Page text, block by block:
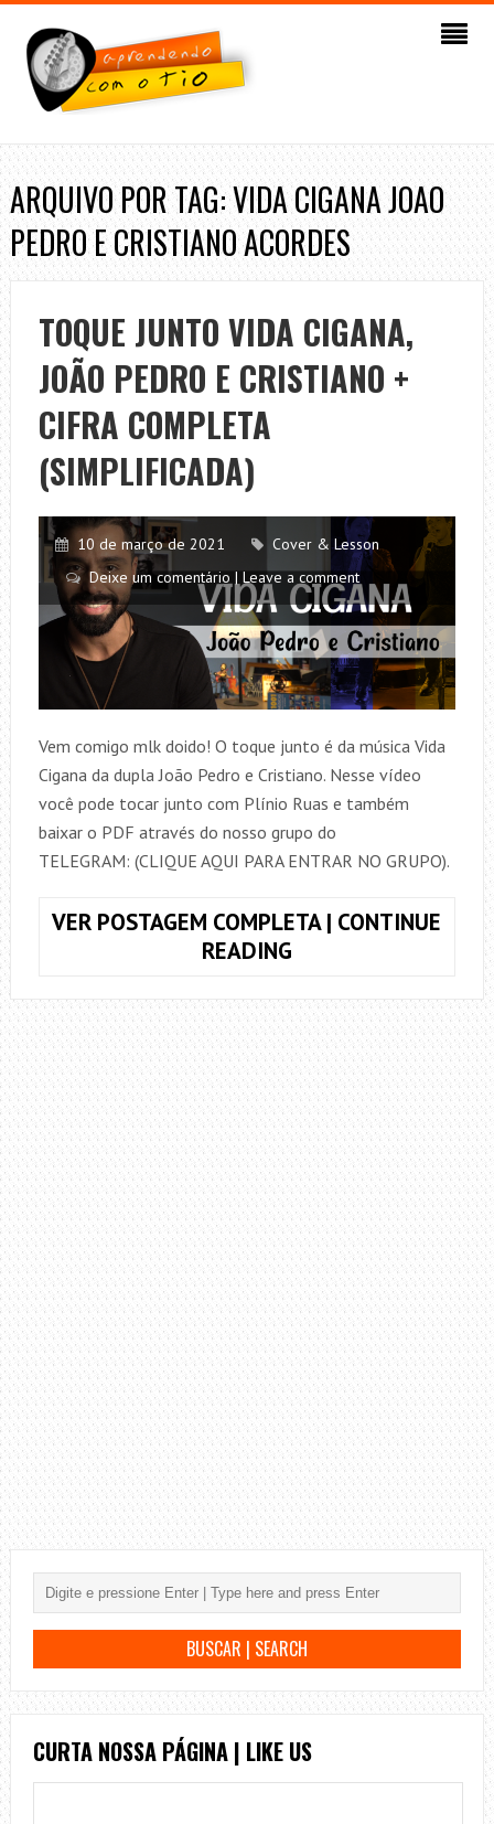
ARQUIVO POR TAG: VIDA CIGANA JOAO
PEDRO E CRISTIANO ACORDES
TOQUE JUNTO VIDA CIGANA,
JOÃO PEDRO E CRISTIANO +
CIFRA COMPLETA
(SIMPLIFICADA)
10 de março de 2021
Cover & Lesson
Deixe um comentário | Leave a comment
Vem comigo mlk doido! O toque junto é da música Vida
Cigana da dupla João Pedro e Cristiano. Nesse vídeo
você pode tocar junto com Plínio Ruas e também
baixar o PDF através do nosso grupo do
TELEGRAM: (CLIQUE AQUI PARA ENTRAR NO GRUPO).
VER POSTAGEM COMPLETA | CONTINUE
READINGTOQUE
VIDA
CIGANA,
JOÃO
PEDRO
E
CRISTIANO
+
CIFRA
COMPLETA
(SIMPLIFICADA)
CURTA NOSSA PÁGINA | LIKE US